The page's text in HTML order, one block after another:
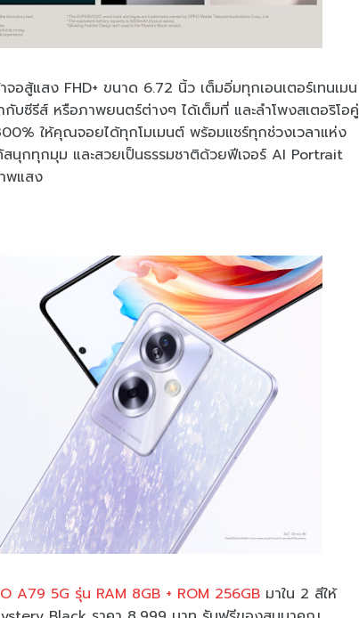
อสู้แสง FHD+ ขนาด 6.72 นิ้ว เต็มอิ่มทุกเอนเตอร์เทนเมน
บซีรีส์ หรือภาพยนตร์ต่างๆ ได้เต็มที่ และลำโพงสเตอริโอคู่
ให้คุณจอยได้ทุกโมเมนต์ พร้อมแชร์ทุกช่วงเวลาแห่ง
กทุกมุม และสวยเป็นธรรมชาติด้วยฟีเจอร์ AI Portrait
พแสง
A79 5G รุ่น RAM 8GB + ROM 256GB มาใน 2 สีให้